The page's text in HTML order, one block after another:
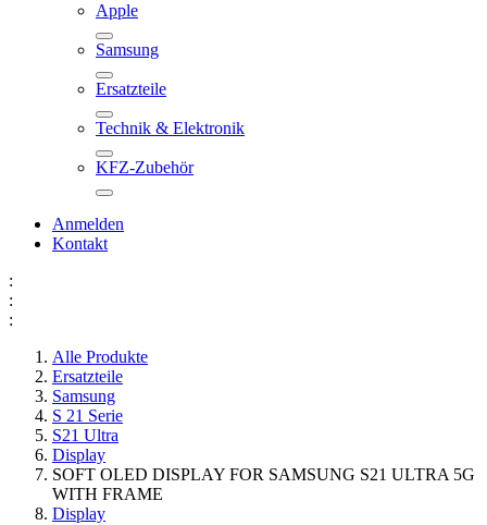
Apple
Samsung
Ersatzteile
Technik & Elektronik
KFZ-Zubehör
Anmelden
Kontakt
:
:
:
Alle Produkte
Ersatzteile
Samsung
S 21 Serie
S21 Ultra
Display
SOFT OLED DISPLAY FOR SAMSUNG S21 ULTRA 5G
WITH FRAME
Display